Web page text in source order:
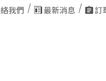
我們 最新消息 訂